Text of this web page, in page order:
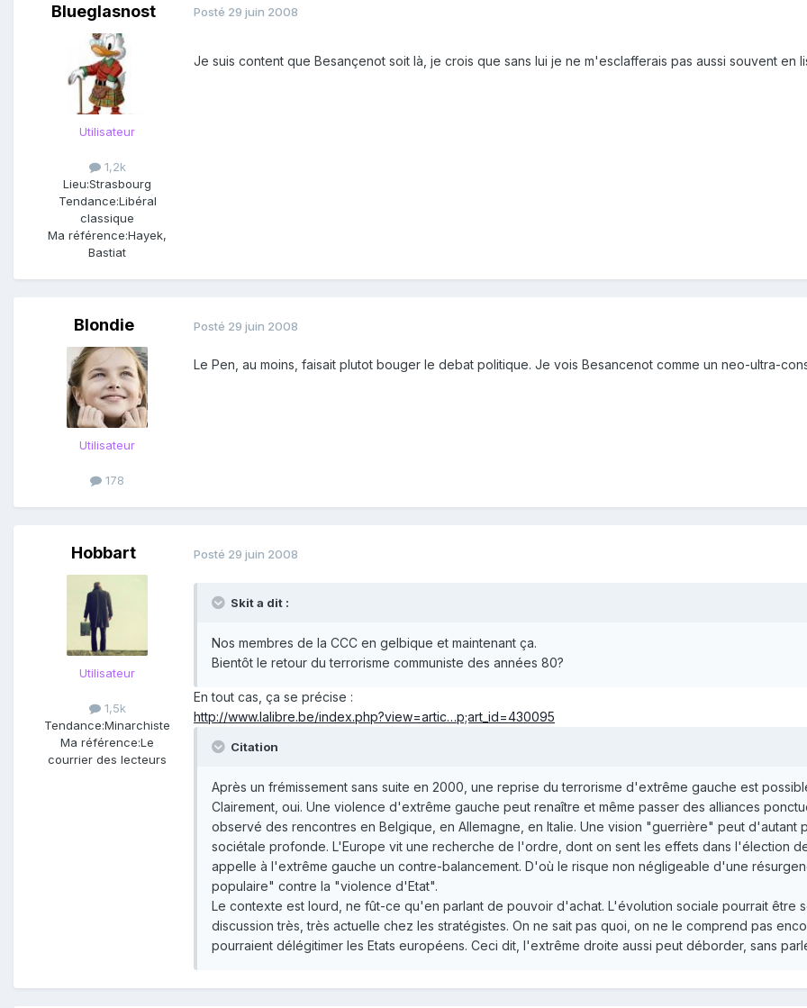
Blueglasnost
Utilisateur
1,2k
Lieu:Strasbourg
Tendance:Libéral
classique
Ma référence:Hayek,
Bastiat
Posté 29 juin 2008
Je suis content que Besançenot soit là, je crois que sans lui je ne m'esclafferais pas aussi souvent en
Blondie
Utilisateur
178
Posté 29 juin 2008
Le Pen, au moins, faisait plutot bouger le debat politique. Je vois Besancenot comme un neo-ultra-
Hobbart
Utilisateur
1,5k
Tendance:Minarchiste
Ma référence:Le
courrier des lecteurs
Posté 29 juin 2008
Skit a dit :
Nos membres de la CCC en gelbique et maintenant ça.
Bientôt le retour du terrorisme communiste des années 80?
En tout cas, ça se précise :
http://www.lalibre.be/index.php?view=artic…p;art_id=430095
Citation
Après un frémissement sans suite en 2000, une reprise du terrorisme d'extrême gauche est
Clairement, oui. Une violence d'extrême gauche peut renaître et même passer des alliances
observé des rencontres en Belgique, en Allemagne, en Italie. Une vision "guerrière" peut
sociétale profonde. L'Europe vit une recherche de l'ordre, dont on sent les effets dans l'élection
appelle à l'extrême gauche un contre-balancement. D'où le risque non négligeable d'une
populaire" contre la "violence d'Etat".
Le contexte est lourd, ne fût-ce qu'en parlant de pouvoir d'achat. L'évolution sociale pourrait
discussion très, très actuelle chez les stratégistes. On ne sait pas quoi, on ne le comprend pas
pourraient délégitimer les Etats européens. Ceci dit, l'extrême droite aussi peut déborder, sans